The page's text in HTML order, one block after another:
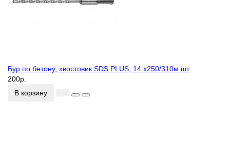
Бур по бетону, хвостовик SDS PLUS, 14 х250/310м шт
200р.
В корзину